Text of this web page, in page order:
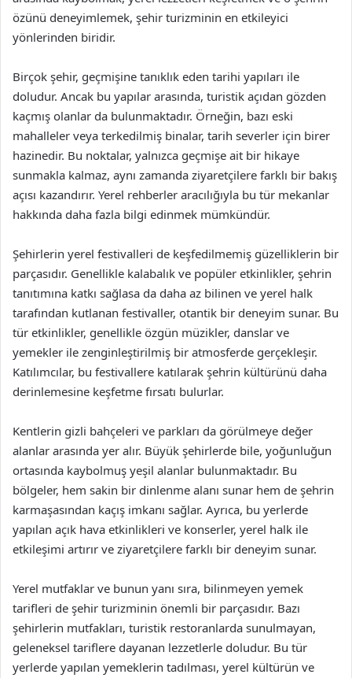
özünü deneyimlemek, şehir turizminin en etkileyici
yönlerinden biridir.
Birçok şehir, geçmişine tanıklık eden tarihi yapıları ile
doludur. Ancak bu yapılar arasında, turistik açıdan gözden
kaçmış olanlar da bulunmaktadır. Örneğin, bazı eski
mahalleler veya terkedilmiş binalar, tarih severler için birer
hazinedir. Bu noktalar, yalnızca geçmişe ait bir hikaye
sunmakla kalmaz, aynı zamanda ziyaretçilere farklı bir bakış
açısı kazandırır. Yerel rehberler aracılığıyla bu tür mekanlar
hakkında daha fazla bilgi edinmek mümkündür.
Şehirlerin yerel festivalleri de keşfedilmemiş güzelliklerin bir
parçasıdır. Genellikle kalabalık ve popüler etkinlikler, şehrin
tanıtımına katkı sağlasa da daha az bilinen ve yerel halk
tarafından kutlanan festivaller, otantik bir deneyim sunar. Bu
tür etkinlikler, genellikle özgün müzikler, danslar ve
yemekler ile zenginleştirilmiş bir atmosferde gerçekleşir.
Katılımcılar, bu festivallere katılarak şehrin kültürünü daha
derinlemesine keşfetme fırsatı bulurlar.
Kentlerin gizli bahçeleri ve parkları da görülmeye değer
alanlar arasında yer alır. Büyük şehirlerde bile, yoğunluğun
ortasında kaybolmuş yeşil alanlar bulunmaktadır. Bu
bölgeler, hem sakin bir dinlenme alanı sunar hem de şehrin
karmaşasından kaçış imkanı sağlar. Ayrıca, bu yerlerde
yapılan açık hava etkinlikleri ve konserler, yerel halk ile
etkileşimi artırır ve ziyaretçilere farklı bir deneyim sunar.
Yerel mutfaklar ve bunun yanı sıra, bilinmeyen yemek
tarifleri de şehir turizminin önemli bir parçasıdır. Bazı
şehirlerin mutfakları, turistik restoranlarda sunulmayan,
geleneksel tariflere dayanan lezzetlerle doludur. Bu tür
yerlerde yapılan yemeklerin tadılması, yerel kültürün ve